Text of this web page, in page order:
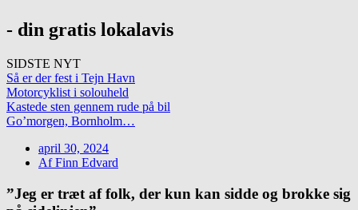
- din gratis lokalavis
SIDSTE NYT
Så er der fest i Tejn Havn
Motorcyklist i solouheld
Kastede sten gennem rude på bil
Go’morgen, Bornholm…
april 30, 2024
AfFinn Edvard
”Jeg er træt af folk, der kun kan sidde og brokke sig